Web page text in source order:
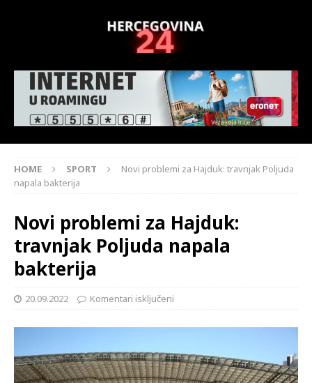
HOME SPORT
Novi problemi za Hajduk: travnjak Poljuda
napala bakterija
Novi problemi za Hajduk:
travnjak Poljuda napala
bakterija
20.09.2022 Komentari isključeni